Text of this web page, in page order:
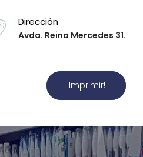
Dirección
Avda. Reina Mercedes 31.
¡Imprimir!